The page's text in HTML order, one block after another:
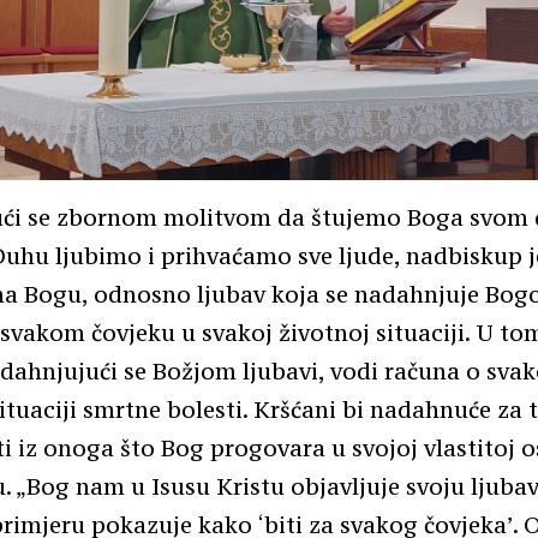
se zbornom molitvom da štujemo Boga svom
ljubimo i prihvaćamo sve ljude, nadbiskup
Bogu, odnosno ljubav koja se nadahnjuje
čovjeku u svakoj životnoj situaciji. U
se Božjom ljubavi, vodi računa o
smrtne bolesti. Kršćani bi nadahnuće za
iz onoga što Bog progovara u svojoj vlastitoj
„Bog nam u Isusu Kristu objavljuje svoju
pokazuje kako ‘biti za svakog čovjeka’.